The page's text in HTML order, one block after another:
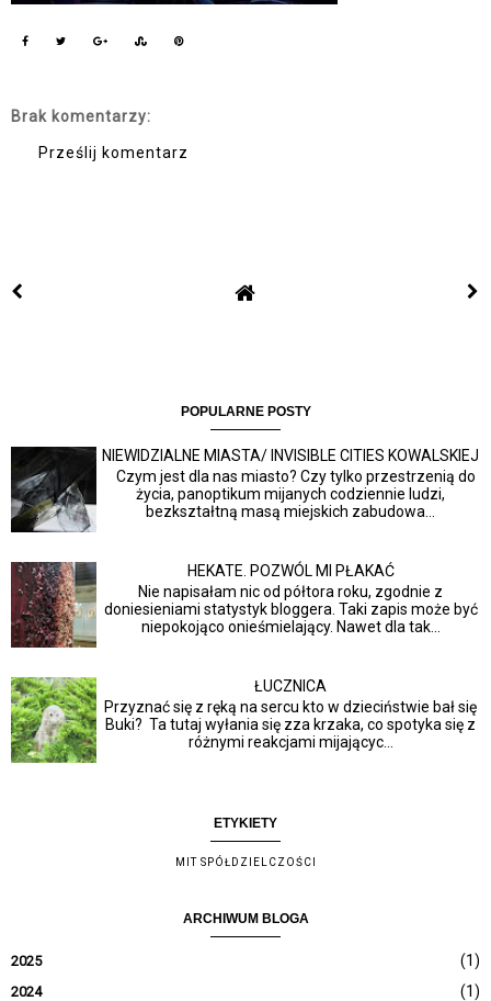
Brak komentarzy:
Prześlij komentarz
POPULARNE POSTY
NIEWIDZIALNE MIASTA/ INVISIBLE CITIES KOWALSKIEJ
Czym jest dla nas miasto? Czy tylko przestrzenią do
życia, panoptikum mijanych codziennie ludzi,
bezkształtną masą miejskich zabudowa...
HEKATE. POZWÓL MI PŁAKAĆ
Nie napisałam nic od półtora roku, zgodnie z
doniesieniami statystyk bloggera. Taki zapis może być
niepokojąco onieśmielający. Nawet dla tak...
ŁUCZNICA
Przyznać się z ręką na sercu kto w dzieciństwie bał się
Buki? Ta tutaj wyłania się zza krzaka, co spotyka się z
różnymi reakcjami mijającyc...
ETYKIETY
MIT SPÓŁDZIELCZOŚCI
ARCHIWUM BLOGA
2025 (1)
2024 (1)